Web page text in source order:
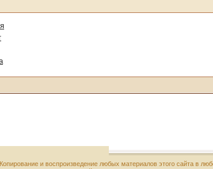
и воспроизведение любых материалов этого сайта в